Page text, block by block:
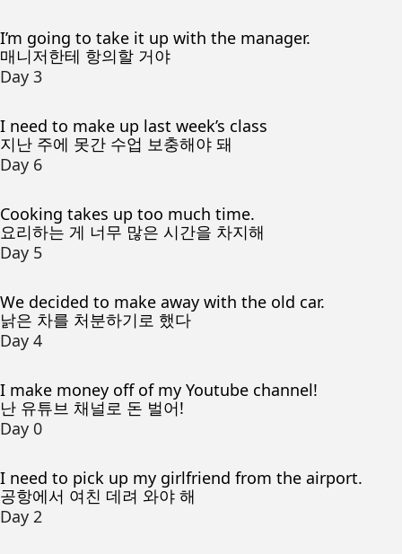
I’m going to take it up with the manager.
매니저한테 항의할 거야
Day 3
I need to make up last week’s class
지난 주에 못간 수업 보충해야 돼
Day 6
Cooking takes up too much time.
요리하는 게 너무 많은 시간을 차지해
Day 5
We decided to make away with the old car.
낡은 차를 처분하기로 했다
Day 4
I make money off of my Youtube channel!
난 유튜브 채널로 돈 벌어!
Day 0
I need to pick up my girlfriend from the airport.
공항에서 여친 데려 와야 해
Day 2